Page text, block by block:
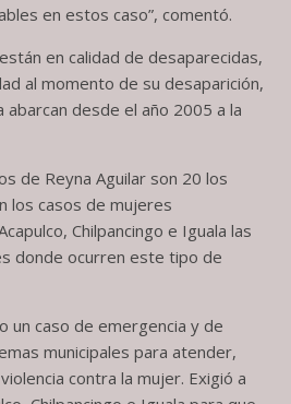
en estos caso”, comentó.
en calidad de desaparecidas,
al momento de su desaparición,
desde el año 2005 a la
de Reyna Aguilar son 20 los
los casos de mujeres
Chilpancingo e Iguala las
donde ocurren este tipo de
un caso de emergencia y de
municipales para atender,
contra la mujer. Exigió a